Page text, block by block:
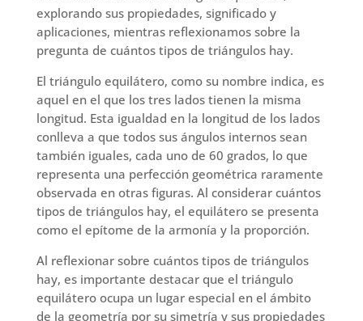
explorando sus propiedades, significado y
aplicaciones, mientras reflexionamos sobre la
pregunta de cuántos tipos de triángulos hay.
El triángulo equilátero, como su nombre indica, es
aquel en el que los tres lados tienen la misma
longitud. Esta igualdad en la longitud de los lados
conlleva a que todos sus ángulos internos sean
también iguales, cada uno de 60 grados, lo que
representa una perfección geométrica raramente
observada en otras figuras. Al considerar cuántos
tipos de triángulos hay, el equilátero se presenta
como el epítome de la armonía y la proporción.
Al reflexionar sobre cuántos tipos de triángulos
hay, es importante destacar que el triángulo
equilátero ocupa un lugar especial en el ámbito
de la geometría por su simetría y sus propiedades